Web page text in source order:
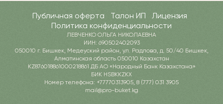
Публичная оферта Талон ИП
Лицензия
Политика конфиденциальности
ЛЕВЧЕНКО ОЛЬГА НИКОЛАЕВНА
ИИН: 690502402093
050010 г. Бишкек, Медеуский район, ул. Радлова, д. 50/40 Бишкек,
Алматинская область 050010 Казахстан
KZ876018861000218861 ДБ АО «Народный Банк Казахстана»
БИК HSBKKZKX
Номер телефона: +77770313905, 8 (777) 031 3905
mail@pro-buket.kg